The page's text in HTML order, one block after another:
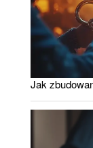
Jak